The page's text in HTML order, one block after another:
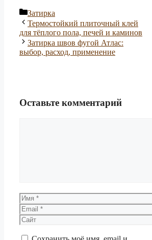
Рубрики
Затирка
Термостойкий плиточный клей
для тёплого пола, печей и каминов
Затирка швов фугой Атлас:
выбор, расход, применение
Оставьте комментарий
Имя
Email
Сайт